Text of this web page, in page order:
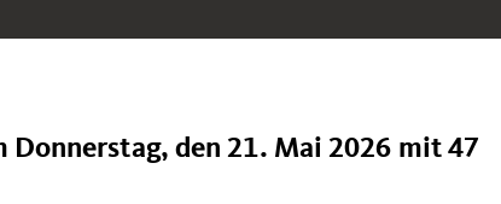
Donnerstag, den 21. Mai 2026 mit 47